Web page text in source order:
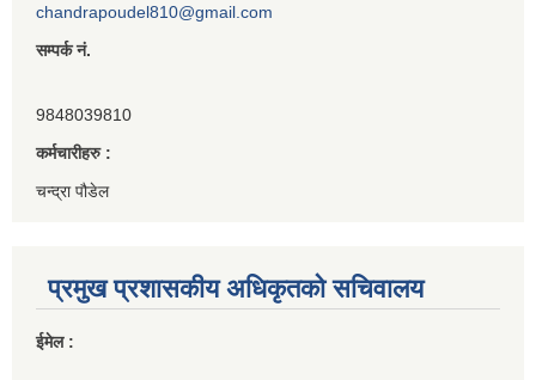
chandrapoudel810@gmail.com
सम्पर्क नं.
9848039810
कर्मचारीहरु :
चन्द्रा पौडेल
प्रमुख प्रशासकीय अधिकृतको सचिवालय
ईमेल :